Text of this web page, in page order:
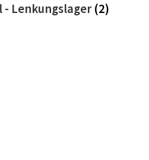
- Lenkungslager(2)